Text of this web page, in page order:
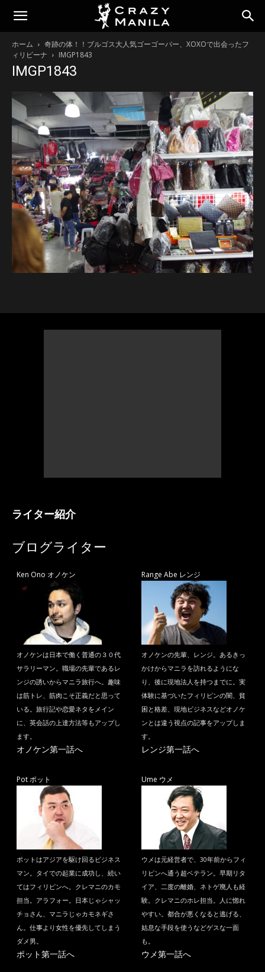
ホーム
奇跡の体！！ブルゴス大人気ゴーゴーバー、XOXOで出会ったフ
ィリピーナ
IMGP1843
IMGP1843
ライター紹介
ブログライター
Ken Ono オノケン
オノケンは日本で働く普通の３０代
サラリーマン。職場の先輩であるレ
ンジの誘いからマニラ旅行へ。趣味
は筋トレ、筋肉こそ正義だと思って
いる。旅行記や恋愛ネタをメイン
に、英会話の上達方法等もアップし
ます。
オノケン第一話へ
Range Abe レンジ
オノケンの先輩、レンジ。あるきっ
かけからマニラを訪れるようにな
り、後に現地法人を持つまでに。実
体験に基づいたフィリピンの闇、貧
困と格差、現地ビジネスなどオノケ
ンとは違う視点の記事をアップしま
す。
レンジ第一話へ
Pot ポット
ポットはアジアを駆け回るビジネス
マン。タイでの起業に成功し、続い
てはフィリピンへ。クレマニのカモ
担当。アラフォー。日本じゃシャッ
チョさん、マニラじゃカモネギさ
ん。仕事より女性を優先してしまう
ダメ男。
ポット第一話へ
Ume ウメ
ウメは元経営者で、30年前からフィ
リピンへ通う超ベテラン。早期リタ
イア、二度の離婚、ネトゲ廃人も経
験。クレマニのホレ担当。人に惚れ
やすい。都合が悪くなると逃げる、
姑息な手段を使うなどゲスな一面
も。
ウメ第一話へ